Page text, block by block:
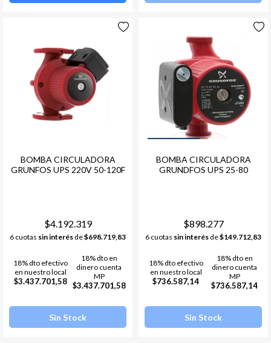
BOMBA CIRCULADORA
GRUNFOS UPS 220V 50-120F
$4.192.319
6 cuotas sin interés de$698.719,83
18% dto efectivo
en nuestro local
$3.437.701,58
18% dto en
dinero cuenta
MP
$3.437.701,58
Sin Stock
BOMBA CIRCULADORA
GRUNDFOS UPS 25-80
$898.277
6 cuotas sin interés de$149.712,83
18% dto efectivo
en nuestro local
$736.587,14
18% dto en
dinero cuenta
MP
$736.587,14
Sin Stock